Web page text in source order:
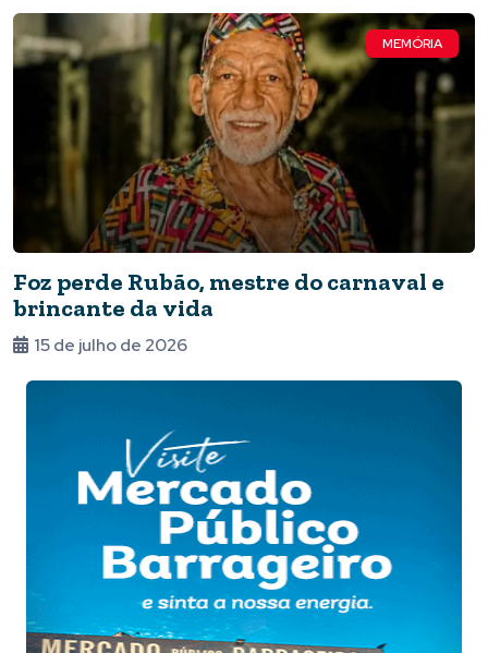
MEMÓRIA
Foz perde Rubão, mestre do carnaval e
brincante da vida
15 de julho de 2026